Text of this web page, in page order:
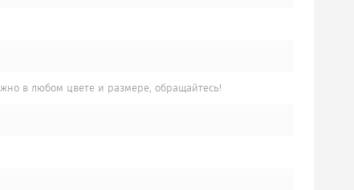
в любом цвете и размере, обращайтесь!